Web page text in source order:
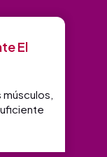
El
músculos,